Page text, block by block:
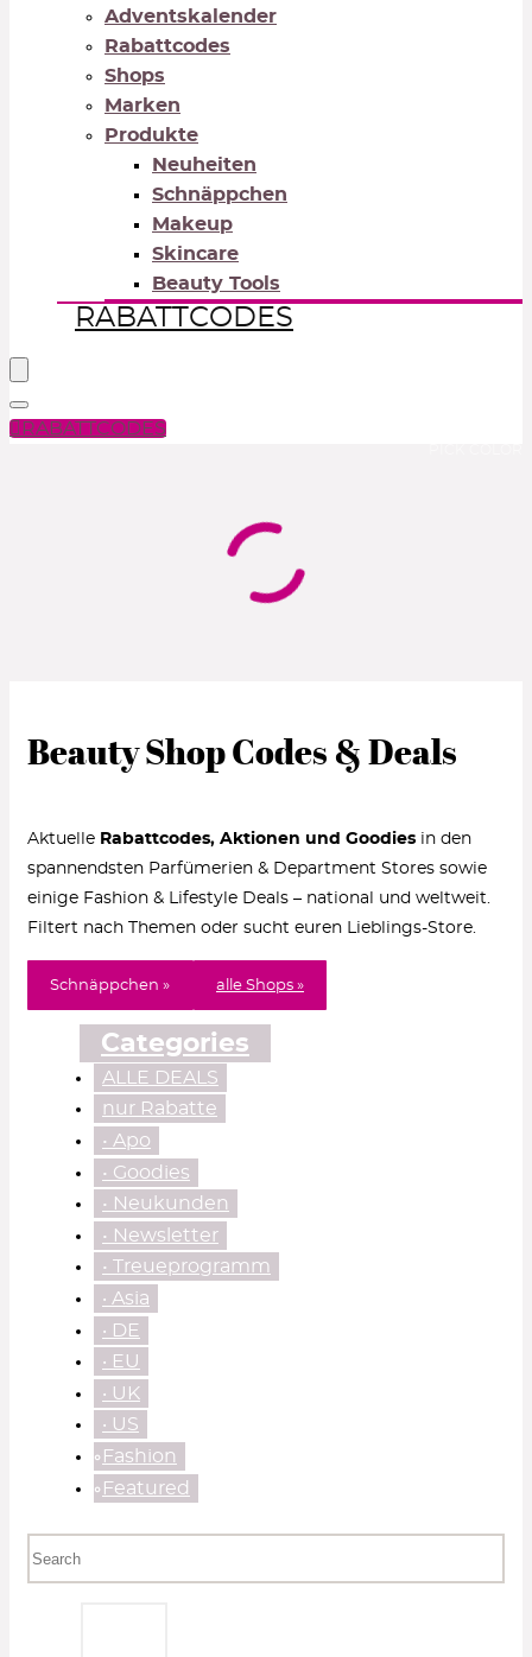
Adventskalender
Rabattcodes
Shops
Marken
Produkte
Neuheiten
Schnäppchen
Makeup
Skincare
Beauty Tools
RABATTCODES
RABATTCODES
Beauty Shop Codes & Deals
Aktuelle Rabattcodes, Aktionen und Goodies in den
spannendsten Parfümerien & Department Stores sowie
einige Fashion & Lifestyle Deals – national und weltweit.
Filtert nach Themen oder sucht euren Lieblings-Store.
Schnäppchen » alle Shops »
Categories
ALLE DEALS
nur Rabatte
• Apo
• Goodies
• Neukunden
• Newsletter
• Treueprogramm
‧ Asia
‧ DE
‧ EU
‧ UK
‧ US
⃘Fashion
⃘Featured